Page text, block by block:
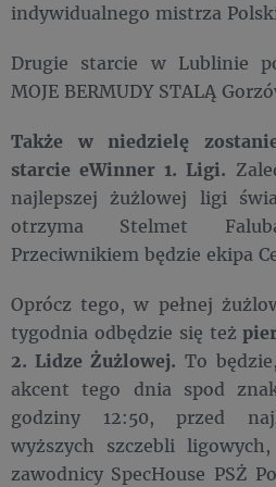
indywidualnego mistrza
Drugie starcie w Lublinie
MOJE BERMUDY STALĄ
Także w niedzielę
starcie eWinner 1. Ligi.
najlepszej żużlowej ligi
otrzyma Stelmet
Przeciwnikiem będzie ekipa
Oprócz tego, w pełnej
tygodnia odbędzie się też
2. Lidze Żużlowej. To
akcent tego dnia spod
godziny 12:50, przed
wyższych szczebli
zawodnicy SpecHouse PSŻ